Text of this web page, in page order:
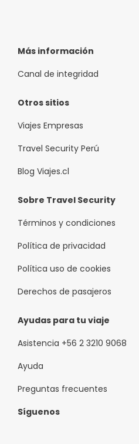
Más información
Canal de integridad
Otros sitios
Viajes Empresas
Travel Security Perú
Blog Viajes.cl
Sobre Travel Security
Términos y condiciones
Política de privacidad
Política uso de cookies
Derechos de pasajeros
Ayudas para tu viaje
Asistencia +56 2 3210 9068
Ayuda
Preguntas frecuentes
Síguenos